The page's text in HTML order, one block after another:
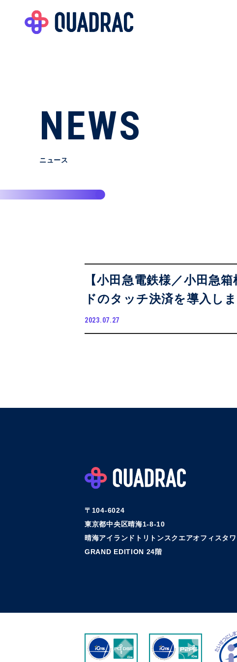
NEWS
ニュース
【小田急電鉄様／小田急
ドのタッチ決済を導入しま
2023.07.27
〒104-6024
東京都中央区晴海1-8-10
晴海アイランドトリトンスクエアオフィスタ
GRAND EDITION 24階